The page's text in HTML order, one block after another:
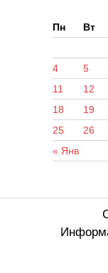
Пн
Вт
« Янв
4
5
11
12
18
19
25
26